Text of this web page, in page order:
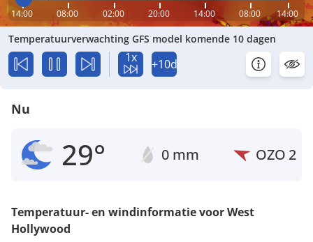
14:00 08:00 02:00 20:00 14:00 08:00 14:00
Temperatuurverwachting GFS model komende 10 dagen
1x +10d
Nu
29° 0 mm OZO 2
Temperatuur- en windinformatie voor West
Hollywood